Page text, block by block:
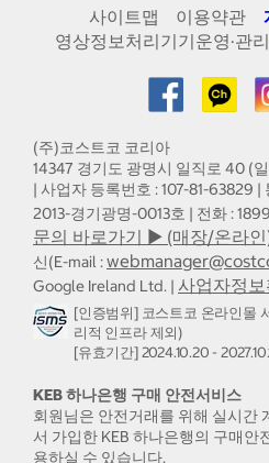
사이트맵 이용약관
영상정보처리기기운영·관
(주)코스트코 코리아
14347 경기도 광명시 일직로 40 (
| 사업자 등록번호 : 107-81-63829 |
2013-경기광명-0013호 | 전화 :
문의 바로가기 ▶ (매장/온라인
신(E-mail :
Google Ireland Ltd. | 사업자정보
[인증범위] 코스트코 온라인몰
리적 인프라 제외)
[유효기간] 2024.10.20 -
KEB 하나은행 구매 안전서비스
회원님은 안전거래를 위해 실시간
서 가입한 KEB 하나은행의 구매안
용하실 수 있습니다.